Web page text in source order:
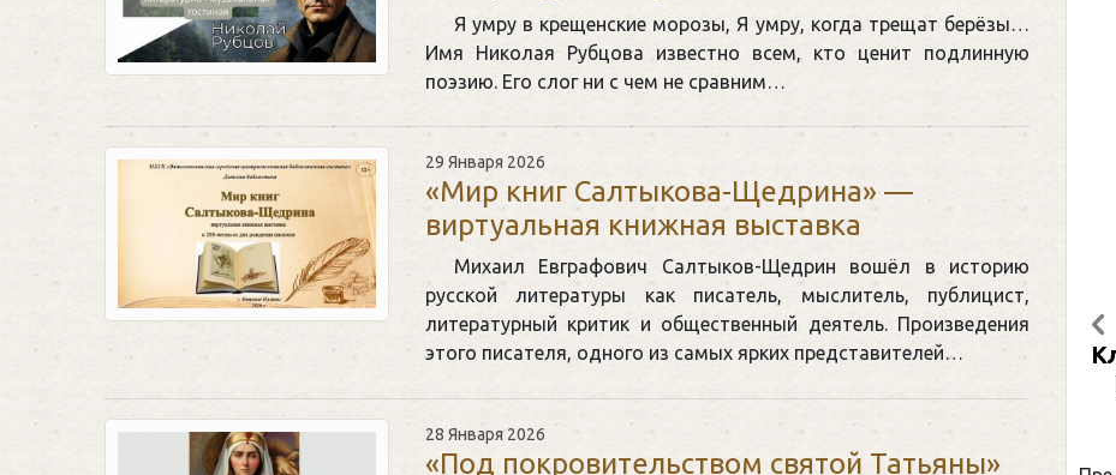
Я умру в крещенские морозы, Я умру, когда трещат берёзы…
Имя Николая Рубцова известно всем, кто ценит подлинную
поэзию. Его слог ни с чем не сравним…
29 Января 2026
«Мир книг Салтыкова-Щедрина» —
виртуальная книжная выставка
Михаил Евграфович Салтыков-Щедрин вошёл в историю
русской литературы как писатель, мыслитель, публицист,
литературный критик и общественный деятель. Произведения
этого писателя, одного из самых ярких представителей…
28 Января 2026
«Под покровительством святой Татьяны»
Клегг, Д. Месси против
Противостояние XXI века.